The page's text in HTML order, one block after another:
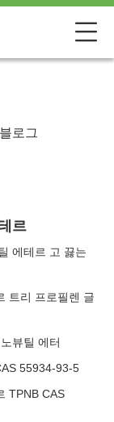
블로그
르
에테르 고 끓는
트리 프로필렌 글
뷰틸 에터
55934-93-5
TPNB CAS